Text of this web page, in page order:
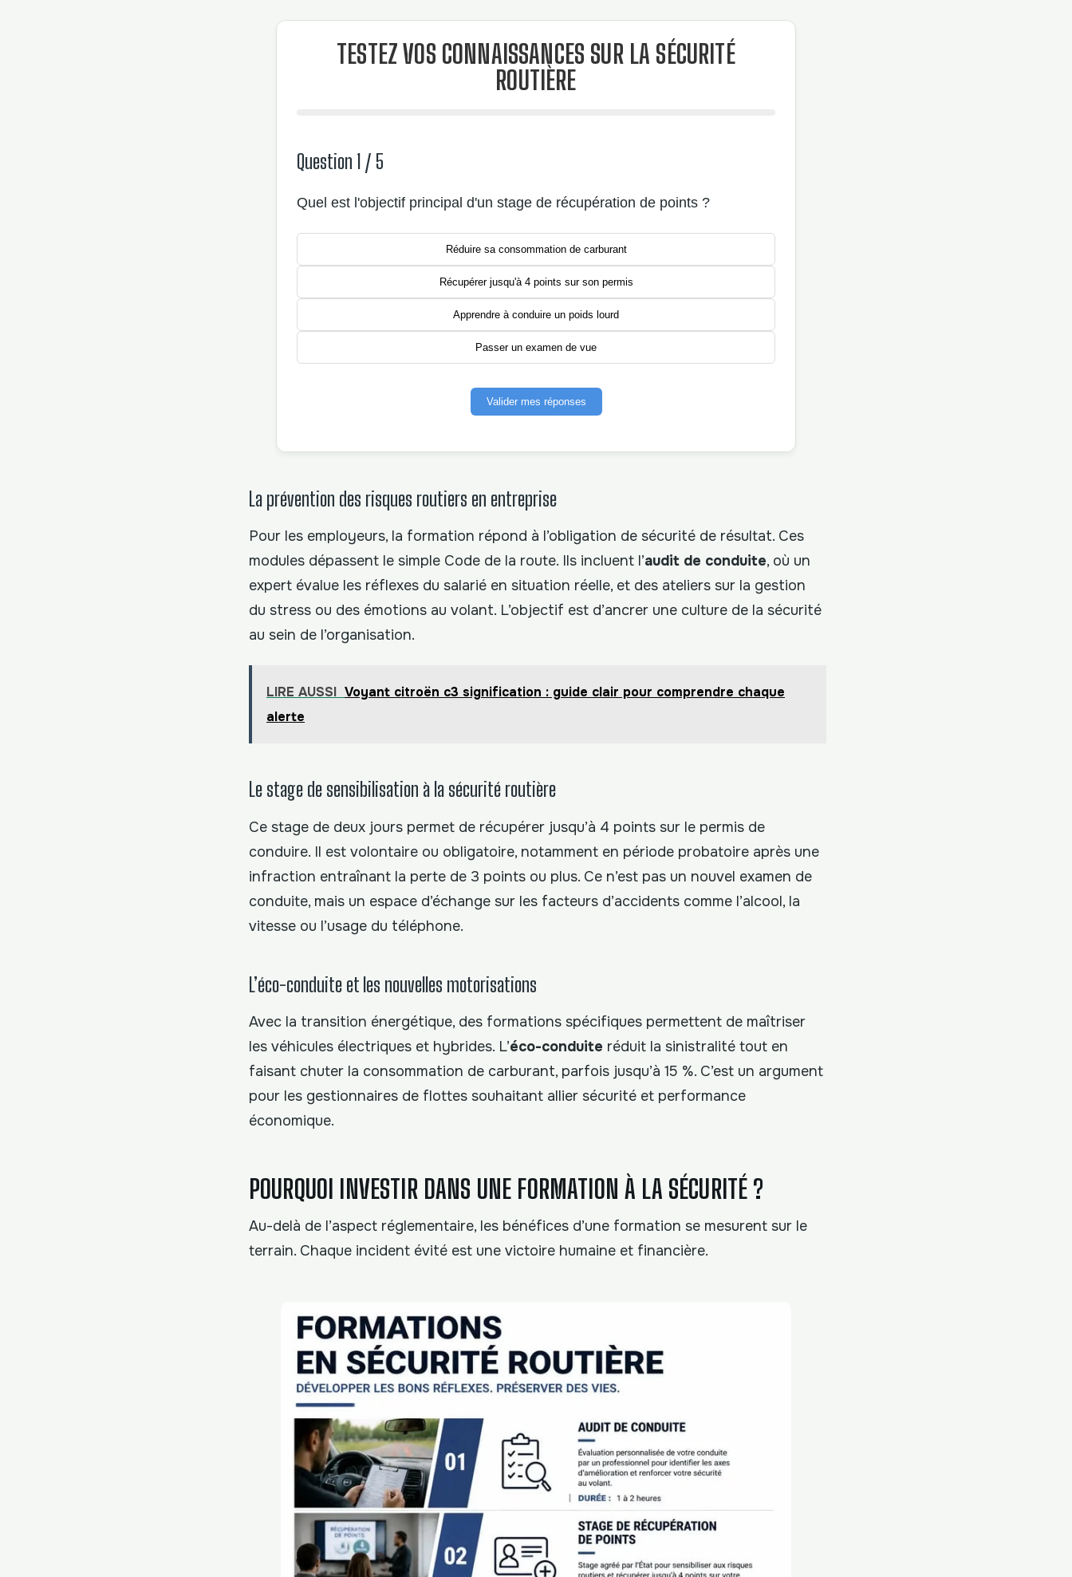
TESTEZ VOS CONNAISSANCES SUR LA SÉCURITÉ
ROUTIÈRE
Question 1 / 5
Quel est l'objectif principal d'un stage de récupération de points ?
Réduire sa consommation de carburant
Récupérer jusqu'à 4 points sur son permis
Apprendre à conduire un poids lourd
Passer un examen de vue
Valider mes réponses
La prévention des risques routiers en entreprise
Pour les employeurs, la formation répond à l’obligation de sécurité de résultat. Ces
modules dépassent le simple Code de la route. Ils incluent l’audit de conduite, où un
expert évalue les réflexes du salarié en situation réelle, et des ateliers sur la gestion
du stress ou des émotions au volant. L’objectif est d’ancrer une culture de la sécurité
au sein de l’organisation.
LIRE AUSSI Voyant citroën c3 signification : guide clair pour comprendre chaque
alerte
Le stage de sensibilisation à la sécurité routière
Ce stage de deux jours permet de récupérer jusqu’à 4 points sur le permis de
conduire. Il est volontaire ou obligatoire, notamment en période probatoire après une
infraction entraînant la perte de 3 points ou plus. Ce n’est pas un nouvel examen de
conduite, mais un espace d’échange sur les facteurs d’accidents comme l’alcool, la
vitesse ou l’usage du téléphone.
L’éco-conduite et les nouvelles motorisations
Avec la transition énergétique, des formations spécifiques permettent de maîtriser
les véhicules électriques et hybrides. L’éco-conduite réduit la sinistralité tout en
faisant chuter la consommation de carburant, parfois jusqu’à 15 %. C’est un argument
pour les gestionnaires de flottes souhaitant allier sécurité et performance
économique.
POURQUOI INVESTIR DANS UNE FORMATION À LA SÉCURITÉ ?
Au-delà de l’aspect réglementaire, les bénéfices d’une formation se mesurent sur le
terrain. Chaque incident évité est une victoire humaine et financière.